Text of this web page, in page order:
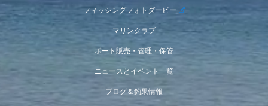
フィッシングフォトダービー
マリンクラブ
ボート販売・管理・保管
ニュースとイベント一覧
ブログ＆釣果情報